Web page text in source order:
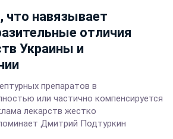
что навязывает
отличия
Украины и
препаратов в
или частично компенсируется
лекарств жестко
Дмитрий Подтуркин